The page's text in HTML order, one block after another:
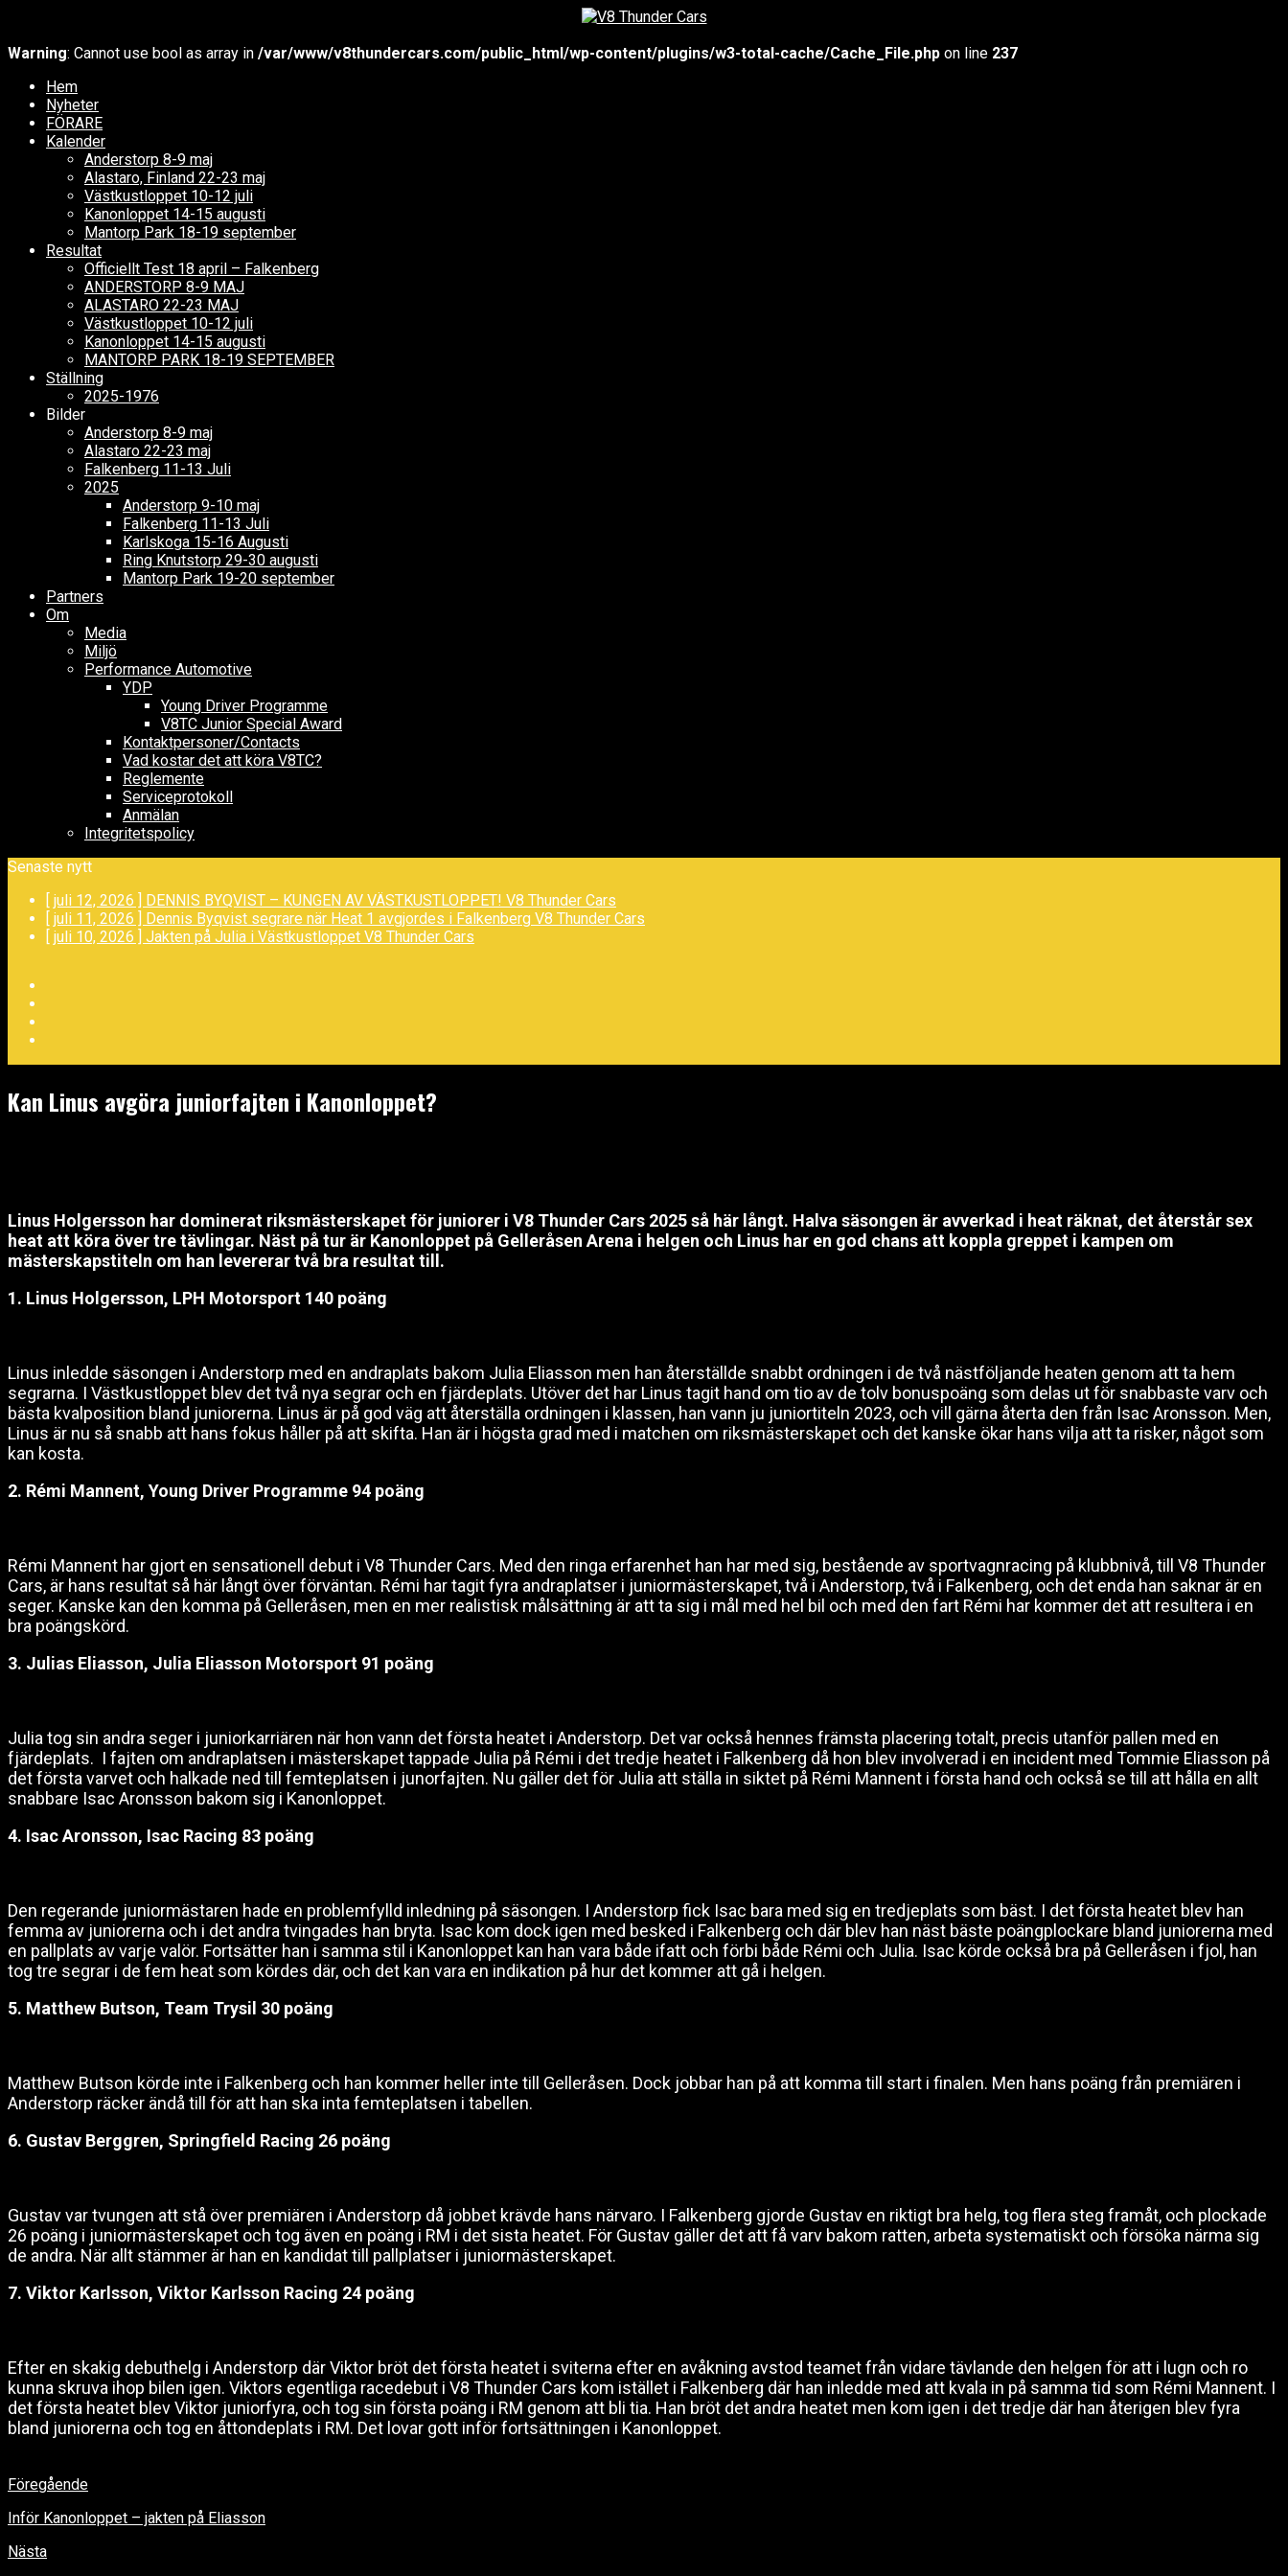
Warning: Cannot use bool as array in /var/www/v8thundercars.com/public_html/wp-content/plugins/w3-total-cache/Cache_File.php on line 237
Hem
Nyheter
FÖRARE
Kalender
Anderstorp 8-9 maj
Alastaro, Finland 22-23 maj
Västkustloppet 10-12 juli
Kanonloppet 14-15 augusti
Mantorp Park 18-19 september
Resultat
Officiellt Test 18 april – Falkenberg
ANDERSTORP 8-9 MAJ
ALASTARO 22-23 MAJ
Västkustloppet 10-12 juli
Kanonloppet 14-15 augusti
MANTORP PARK 18-19 SEPTEMBER
Ställning
2025-1976
Bilder
Anderstorp 8-9 maj
Alastaro 22-23 maj
Falkenberg 11-13 Juli
2025
Anderstorp 9-10 maj
Falkenberg 11-13 Juli
Karlskoga 15-16 Augusti
Ring Knutstorp 29-30 augusti
Mantorp Park 19-20 september
Partners
Om
Media
Miljö
Performance Automotive
YDP
Young Driver Programme
V8TC Junior Special Award
Kontaktpersoner/Contacts
Vad kostar det att köra V8TC?
Reglemente
Serviceprotokoll
Anmälan
Integritetspolicy
Senaste nytt
[ juli 12, 2026 ] DENNIS BYQVIST – KUNGEN AV VÄSTKUSTLOPPET! V8 Thunder Cars
[ juli 11, 2026 ] Dennis Byqvist segrare när Heat 1 avgjordes i Falkenberg V8 Thunder Cars
[ juli 10, 2026 ] Jakten på Julia i Västkustloppet V8 Thunder Cars
Kan Linus avgöra juniorfajten i Kanonloppet?
Linus Holgersson har dominerat riksmästerskapet för juniorer i V8 Thunder Cars 2025 så här långt. Halva säsongen är avverkad i heat räknat, det återstår sex
heat att köra över tre tävlingar. Näst på tur är Kanonloppet på Gelleråsen Arena i helgen och Linus har en god chans att koppla greppet i kampen om
mästerskapstiteln om han levererar två bra resultat till.
1. Linus Holgersson, LPH Motorsport 140 poäng
Linus inledde säsongen i Anderstorp med en andraplats bakom Julia Eliasson men han återställde snabbt ordningen i de två nästföljande heaten genom att ta hem
segrarna. I Västkustloppet blev det två nya segrar och en fjärdeplats. Utöver det har Linus tagit hand om tio av de tolv bonuspoäng som delas ut för snabbaste varv och
bästa kvalposition bland juniorerna. Linus är på god väg att återställa ordningen i klassen, han vann ju juniortiteln 2023, och vill gärna återta den från Isac Aronsson. Men,
Linus är nu så snabb att hans fokus håller på att skifta. Han är i högsta grad med i matchen om riksmästerskapet och det kanske ökar hans vilja att ta risker, något som
kan kosta.
2. Rémi Mannent, Young Driver Programme 94 poäng
Rémi Mannent har gjort en sensationell debut i V8 Thunder Cars. Med den ringa erfarenhet han har med sig, bestående av sportvagnracing på klubbnivå, till V8 Thunder
Cars, är hans resultat så här långt över förväntan. Rémi har tagit fyra andraplatser i juniormästerskapet, två i Anderstorp, två i Falkenberg, och det enda han saknar är en
seger. Kanske kan den komma på Gelleråsen, men en mer realistisk målsättning är att ta sig i mål med hel bil och med den fart Rémi har kommer det att resultera i en
bra poängskörd.
3. Julias Eliasson, Julia Eliasson Motorsport 91 poäng
Julia tog sin andra seger i juniorkarriären när hon vann det första heatet i Anderstorp. Det var också hennes främsta placering totalt, precis utanför pallen med en
fjärdeplats. I fajten om andraplatsen i mästerskapet tappade Julia på Rémi i det tredje heatet i Falkenberg då hon blev involverad i en incident med Tommie Eliasson på
det första varvet och halkade ned till femteplatsen i junorfajten. Nu gäller det för Julia att ställa in siktet på Rémi Mannent i första hand och också se till att hålla en allt
snabbare Isac Aronsson bakom sig i Kanonloppet.
4. Isac Aronsson, Isac Racing 83 poäng
Den regerande juniormästaren hade en problemfylld inledning på säsongen. I Anderstorp fick Isac bara med sig en tredjeplats som bäst. I det första heatet blev han
femma av juniorerna och i det andra tvingades han bryta. Isac kom dock igen med besked i Falkenberg och där blev han näst bäste poängplockare bland juniorerna med
en pallplats av varje valör. Fortsätter han i samma stil i Kanonloppet kan han vara både ifatt och förbi både Rémi och Julia. Isac körde också bra på Gelleråsen i fjol, han
tog tre segrar i de fem heat som kördes där, och det kan vara en indikation på hur det kommer att gå i helgen.
5. Matthew Butson, Team Trysil 30 poäng
Matthew Butson körde inte i Falkenberg och han kommer heller inte till Gelleråsen. Dock jobbar han på att komma till start i finalen. Men hans poäng från premiären i
Anderstorp räcker ändå till för att han ska inta femteplatsen i tabellen.
6. Gustav Berggren, Springfield Racing 26 poäng
Gustav var tvungen att stå över premiären i Anderstorp då jobbet krävde hans närvaro. I Falkenberg gjorde Gustav en riktigt bra helg, tog flera steg framåt, och plockade
26 poäng i juniormästerskapet och tog även en poäng i RM i det sista heatet. För Gustav gäller det att få varv bakom ratten, arbeta systematiskt och försöka närma sig
de andra. När allt stämmer är han en kandidat till pallplatser i juniormästerskapet.
7. Viktor Karlsson, Viktor Karlsson Racing 24 poäng
Efter en skakig debuthelg i Anderstorp där Viktor bröt det första heatet i sviterna efter en avåkning avstod teamet från vidare tävlande den helgen för att i lugn och ro
kunna skruva ihop bilen igen. Viktors egentliga racedebut i V8 Thunder Cars kom istället i Falkenberg där han inledde med att kvala in på samma tid som Rémi Mannent. I
det första heatet blev Viktor juniorfyra, och tog sin första poäng i RM genom att bli tia. Han bröt det andra heatet men kom igen i det tredje där han återigen blev fyra
bland juniorerna och tog en åttondeplats i RM. Det lovar gott inför fortsättningen i Kanonloppet.
Föregående
Inför Kanonloppet – jakten på Eliasson
Nästa